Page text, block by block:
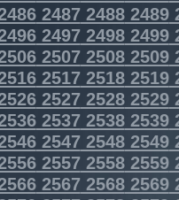
248724882489
249724982499
250725082509
251725182519
252725282529
253725382539
254725482549
255725582559
2567 25682569